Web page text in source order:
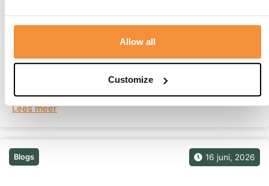
Allow all
Customize
De camera stopte ineens met draaien …
Op zondag 7 juni stopte ineens de camera met draaien. Zijn
Lees meer
16 juni, 2026
Blogs